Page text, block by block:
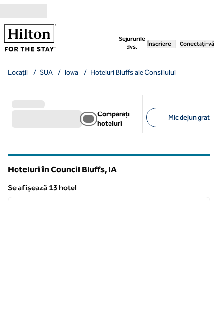
Sejururile
dvs.
, deschide o filă nouă
Înscriere Conectați-vă
Locații / SUA / Iowa / Hoteluri Bluffs ale Consiliului
Comparați
hoteluri
Mic dejun gratuit
Hoteluri în Council Bluffs, IA
Se afișează 13 hotel
Se afișează 13 hotel
1 din 12